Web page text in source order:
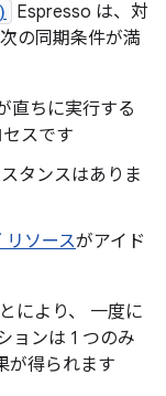
Espresso は、対
の同期条件が満
直ちに実行する
スです
タンスはありま
リソースがアイド
により、 一度に
ョンは 1 つのみ
が得られます